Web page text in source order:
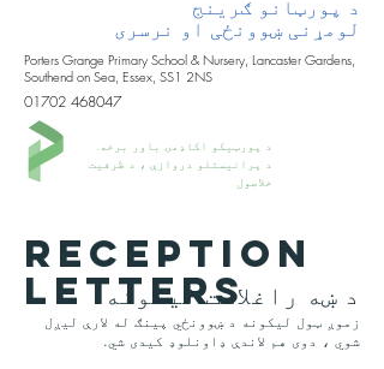
د پورټانو ګرینج
لومړنی ښوونځی او نرسری
Porters Grange Primary School & Nursery, Lancaster Gardens,
Southend on Sea, Essex, SS1 2NS
01702 468047
د پورټیکو اکاډمۍ باور برخه.
د پرانیستلو دروازې ، د ظرفیت
خلاصول
د ښه راغلاست لیکونه
زموږ ټول لیکونه د ښوونځي پینګ له لارې لیږل
شوي ، دوی هم لاندې ډاونلوډ کیدی شي.
RECEPTION
LETTERS